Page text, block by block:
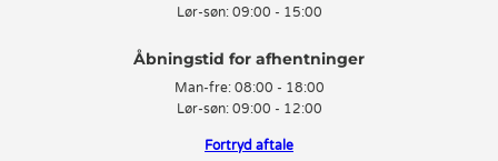
Lør-søn: 09:00 - 15:00
Man-fre: 08:00 - 18:00
Lør-søn: 09:00 - 12:00
Fortryd aftale